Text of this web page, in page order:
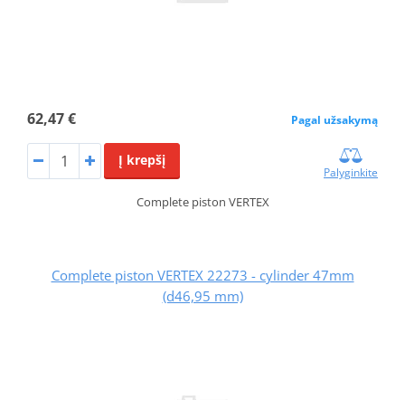
62,47 € Pagal užsakymą
Į krepšį
Palyginkite
Complete piston VERTEX
Complete piston VERTEX 22273 - cylinder 47mm
(d46,95 mm)